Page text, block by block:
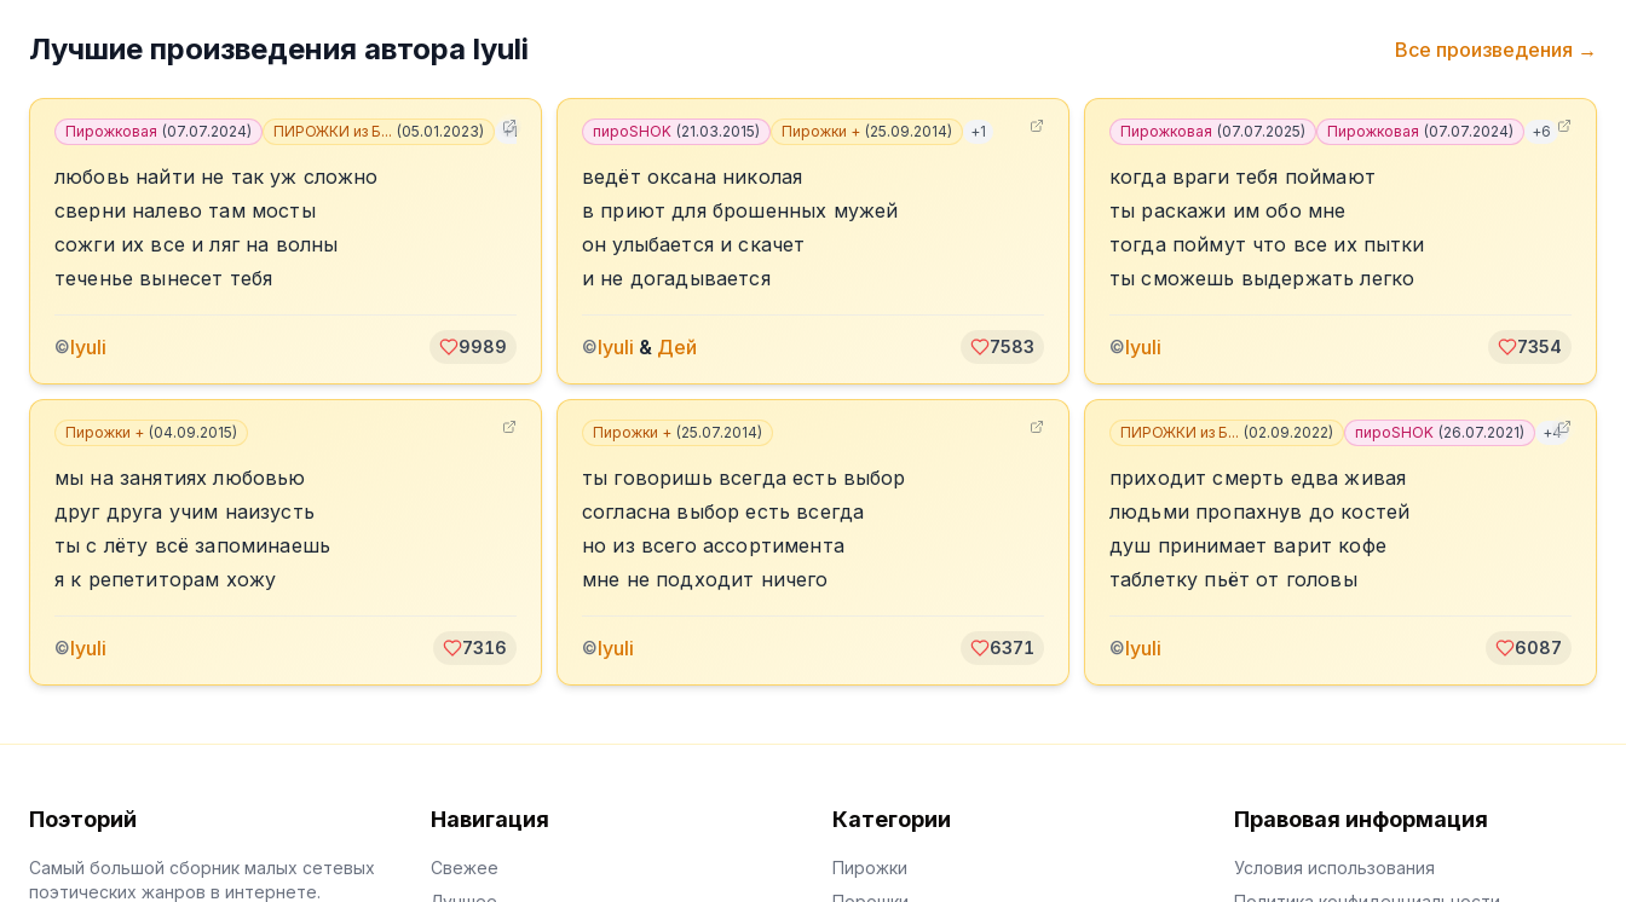
Лучшие произведения автора lyuli Все произведения →
Пирожковая (07.07.2024) ПИРОЖКИ из Б... (05.01.2023) +10
любовь найти не так уж сложно
сверни налево там мосты
сожги их все и ляг на волны
теченье вынесет тебя
©lyuli 9989
пироSHOK (21.03.2015) Пирожки + (25.09.2014) +1
ведёт оксана николая
в приют для брошенных мужей
он улыбается и скачет
и не догадывается
©lyuli & Дей 7583
Пирожковая (07.07.2025) Пирожковая (07.07.2024) +6
когда враги тебя поймают
ты раскажи им обо мне
тогда поймут что все их пытки
ты сможешь выдержать легко
©lyuli 7354
Пирожки + (04.09.2015)
мы на занятиях любовью
друг друга учим наизусть
ты с лёту всё запоминаешь
я к репетиторам хожу
©lyuli 7316
Пирожки + (25.07.2014)
ты говоришь всегда есть выбор
согласна выбор есть всегда
но из всего ассортимента
мне не подходит ничего
©lyuli 6371
ПИРОЖКИ из Б... (02.09.2022) пироSHOK (26.07.2021) +4
приходит смерть едва живая
людьми пропахнув до костей
душ принимает варит кофе
таблетку пьёт от головы
©lyuli 6087
Поэторий
Самый большой сборник малых сетевых
поэтических жанров в интернете.
Навигация
Свежее
Категории
Пирожки
Правовая информация
Условия использования